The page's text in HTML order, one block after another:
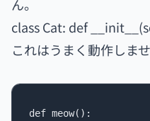
ん。
class Cat: def
これはうまく動作しま
def meow():